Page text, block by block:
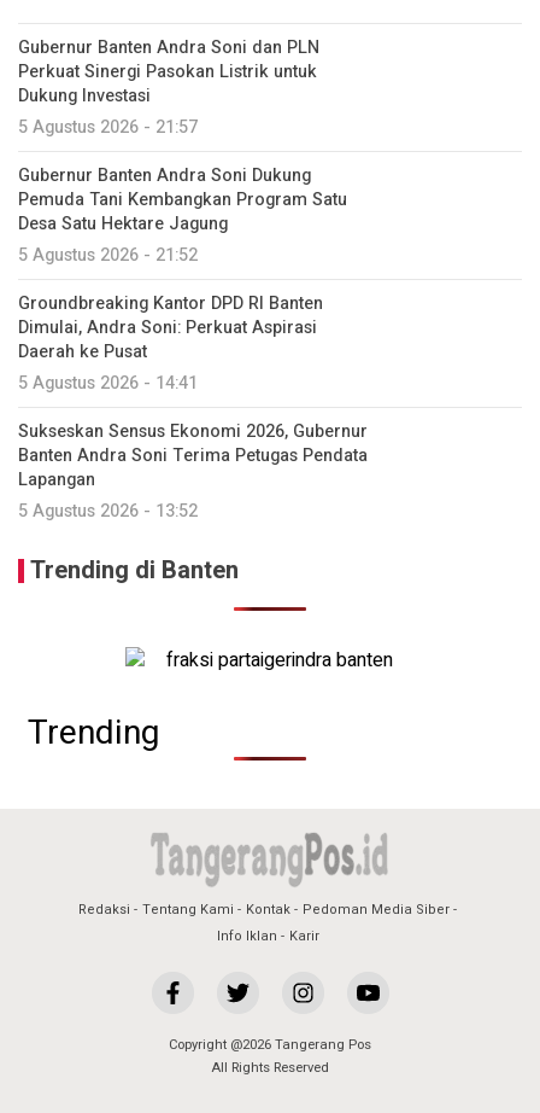
Gubernur Banten Andra Soni dan PLN
Perkuat Sinergi Pasokan Listrik untuk
Dukung Investasi
5 Agustus 2026 - 21:57
Gubernur Banten Andra Soni Dukung
Pemuda Tani Kembangkan Program Satu
Desa Satu Hektare Jagung
5 Agustus 2026 - 21:52
Groundbreaking Kantor DPD RI Banten
Dimulai, Andra Soni: Perkuat Aspirasi
Daerah ke Pusat
5 Agustus 2026 - 14:41
Sukseskan Sensus Ekonomi 2026, Gubernur
Banten Andra Soni Terima Petugas Pendata
Lapangan
5 Agustus 2026 - 13:52
Trending di Banten
Trending
Redaksi Tentang Kami Kontak
Pedoman Media Siber
Info Iklan
Karir
Copyright @2026 Tangerang Pos
All Rights Reserved